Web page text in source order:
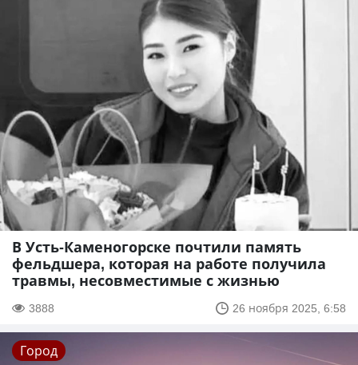
В Усть-Каменогорске почтили память
фельдшера, которая на работе получила
травмы, несовместимые с жизнью
3888 26 ноября 2025, 6:58
Город